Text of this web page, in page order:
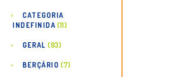
CATEGORIA
INDEFINIDA (11)
GERAL (93)
BERÇÁRIO (7)